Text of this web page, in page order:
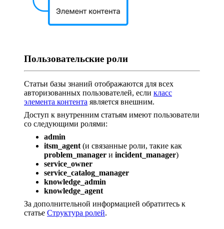
Пользовательские роли
Статьи базы знаний отображаются для всех
авторизованных пользователей, если класс
элемента контента является внешним.
Доступ к внутренним статьям имеют пользователи
со следующими ролями:
admin
itsm_agent (и связанные роли, такие как
problem_manager и incident_manager)
service_owner
service_catalog_manager
knowledge_admin
knowledge_agent
За дополнительной информацией обратитесь к
статье Структура ролей.